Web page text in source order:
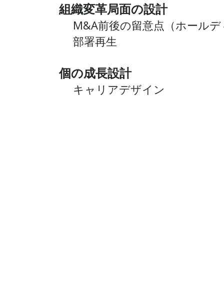
組織変革局面の設計
M&A前後の留意点（ホールデ
部署再生
個の成長設計
キャリアデザイン